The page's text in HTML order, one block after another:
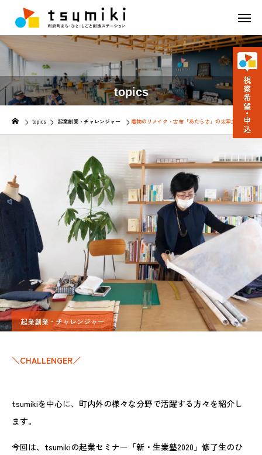
topics
topics 起業創業・チャレンジャー 着物のリメイク・古布「あたらさ」の太宰圭子さん
起業創業・チャレンジャー
＼CHALLENGER／
tsumikiを中心に、町内外の様々な分野で活躍する方々を紹介し
ます。
今回は、tsumikiの起業セミナー「新・生業塾2020」修了生のひ